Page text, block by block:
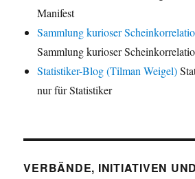
Manifest
Sammlung kurioser
Sammlung kurioser
Statistiker-Blog (Tilman Weigel)
nur für Statistiker
VERBÄNDE, INITIATIVEN